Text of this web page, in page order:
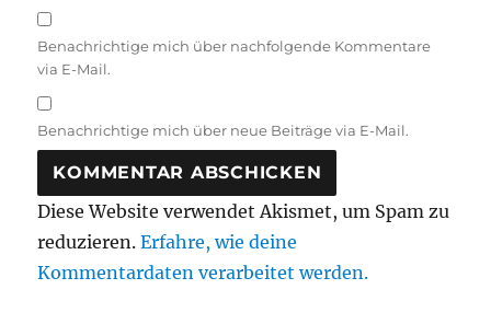
Benachrichtige mich über nachfolgende Kommentare
via E-Mail.
Benachrichtige mich über neue Beiträge via E-Mail.
Diese Website verwendet Akismet, um Spam zu
reduzieren.Erfahre, wie deine
Kommentardaten verarbeitet werden.